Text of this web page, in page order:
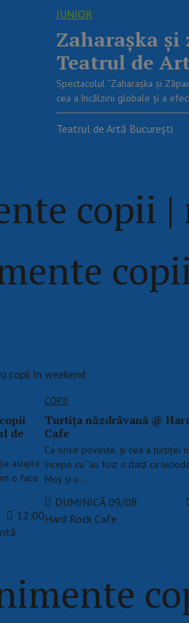
JUNIOR
Zaharașka și
Teatrul de
Spectacolul “Zaharașka și
cea a încălzirii globale și a
Teatrul de Artă București
copii |
copii în weekend
de
asupra
o face
12:00
COPII
Turtița năzdrăvană @
Cafe
Ca orice poveste, și cea a turtiței
începe cu “au fost o dată ca
Moș și o…
DUMINICĂ 09/08
Hard Rock Cafe